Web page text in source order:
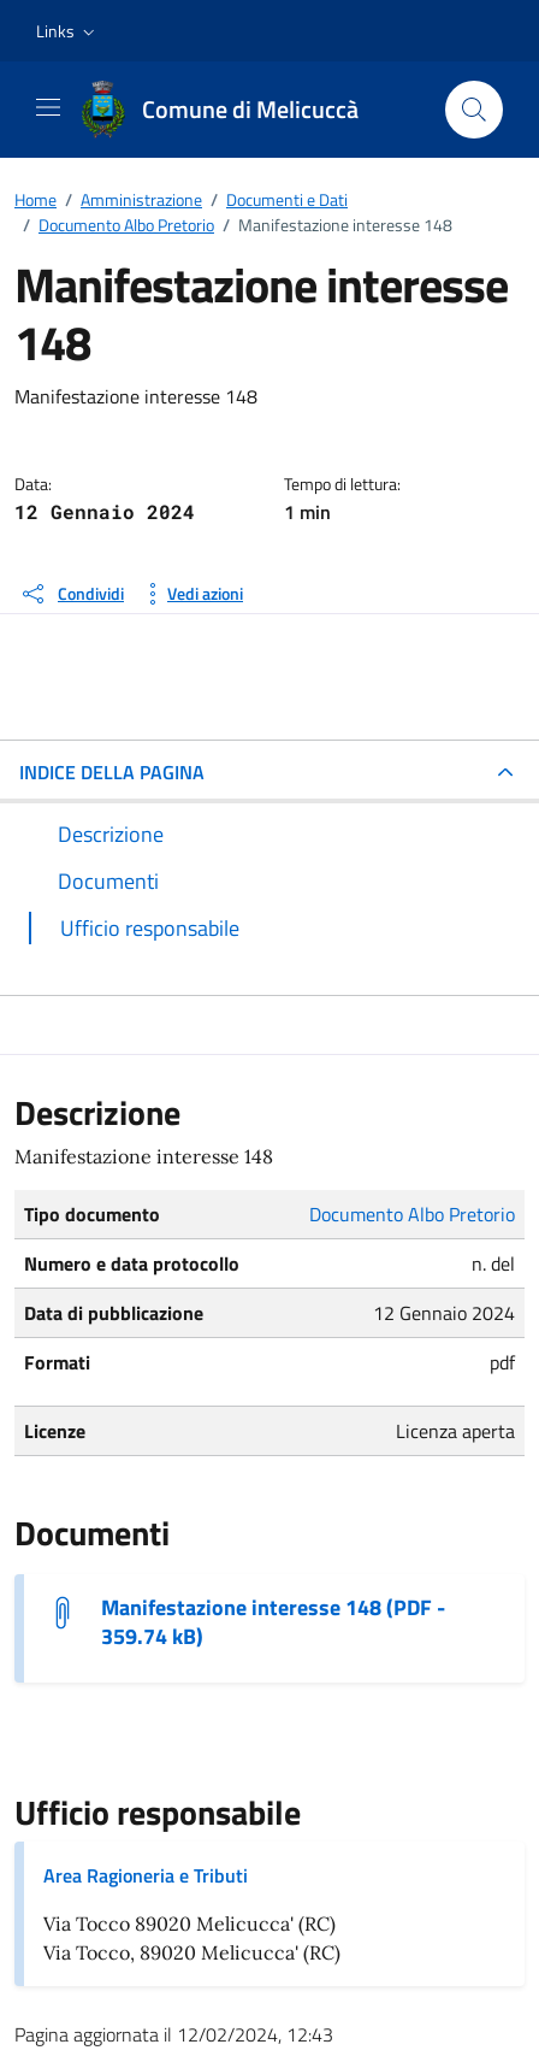
Links
Comune di Melicuccà
Home / Amministrazione / Documenti e Dati
/ Documento Albo Pretorio / Manifestazione interesse 148
Manifestazione interesse
148
Dettagli del documento
Manifestazione interesse 148
Data:
12 Gennaio 2024
Tempo di lettura:
1 min
Condividi Vedi azioni
INDICE DELLA PAGINA
Descrizione
Documenti
Ufficio responsabile
Descrizione
Manifestazione interesse 148
Tipo documento
Documento Albo Pretorio
Numero e data protocollo
n. del
Data di pubblicazione
12 Gennaio 2024
Formati
pdf
Licenze Licenza aperta
Documenti
Manifestazione interesse 148 (PDF -
359.74 kB)
Ufficio responsabile
Area Ragioneria e Tributi
Via Tocco 89020 Melicucca' (RC)
Via Tocco, 89020 Melicucca' (RC)
Pagina aggiornata il 12/02/2024, 12:43